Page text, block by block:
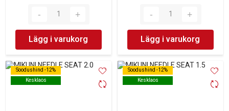
Lägg i varukorg Lägg i varukorg
Soodushind -12%
Kesklaos
Soodushind -12%
Kesklaos
Soodushind -12%
Kesklaos
Soodushind -12%
Kesklaos